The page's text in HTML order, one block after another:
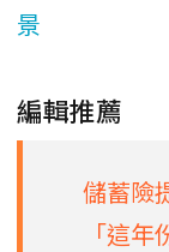
景
編輯推薦
儲蓄險
「這